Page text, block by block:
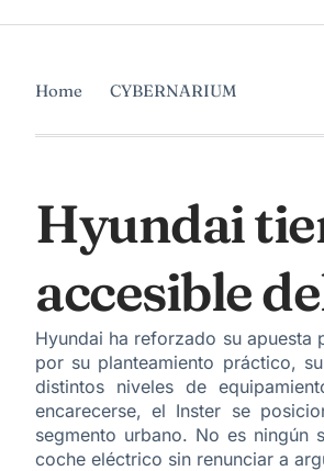
Home CYBERNARIUM
Hyundai
accesible
Hyundai ha reforzado su apuesta
por su planteamiento práctico,
distintos niveles de
encarecerse, el Inster se
segmento urbano. No es ningún
coche eléctrico sin renunciar a